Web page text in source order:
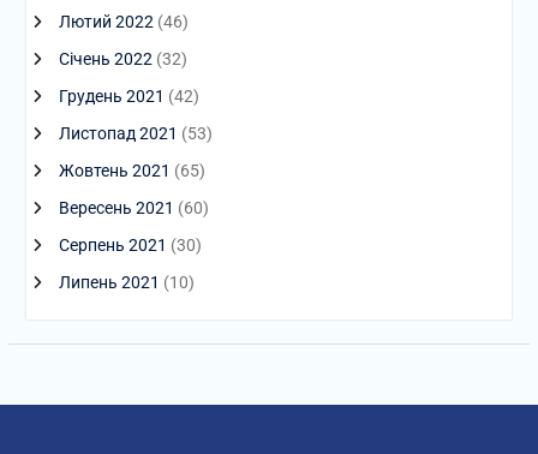
Лютий 2022 (46)
Січень 2022 (32)
Грудень 2021 (42)
Листопад 2021 (53)
Жовтень 2021 (65)
Вересень 2021 (60)
Серпень 2021 (30)
Липень 2021 (10)